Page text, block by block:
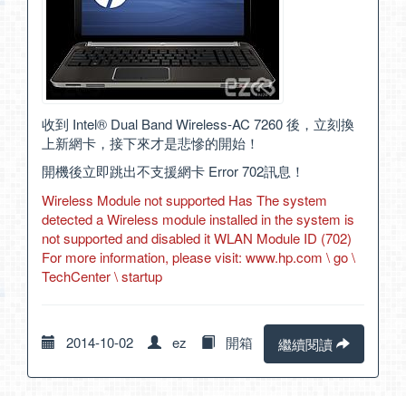
收到 Intel® Dual Band Wireless-AC 7260 後，立刻換
上新網卡，接下來才是悲慘的開始！
開機後立即跳出不支援網卡 Error 702訊息！
Wireless Module not supported Has The system
detected a Wireless module installed in the system is
not supported and disabled it WLAN Module ID (702)
For more information, please visit: www.hp.com \ go \
TechCenter \ startup
2014-10-02 ez 開箱 繼續閱讀